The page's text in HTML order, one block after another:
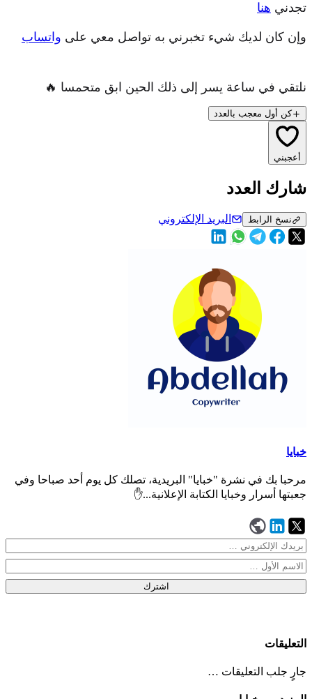
تجدني هنا
وإن كان لديك شيء تخبرني به تواصل معي على واتساب
نلتقي في ساعة يسر إلى ذلك الحين ابق متحمسا 🔥
كن أول معجب بالعدد
أعجبني
شارك العدد
نسخ الرابط البريد الإلكتروني
خبايا
مرحبا بك في نشرة "خبايا" البريدية، تصلك كل يوم أحد صباحا وفي
جعبتها أسرار وخبايا الكتابة الإعلانية...✋
اشترك
التعليقات
جارٍ جلب التعليقات …